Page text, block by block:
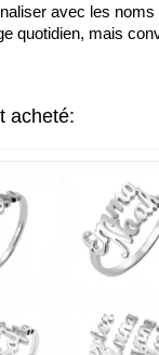
avec les
quotidien, mais
acheté: